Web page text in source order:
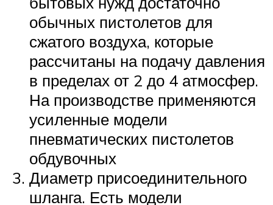
обычных пистолетов для
сжатого воздуха, которые
рассчитаны на подачу давления
в пределах от 2 до 4 атмосфер.
На производстве применяются
усиленные модели
пневматических пистолетов
обдувочных
Диаметр присоединительного
шланга. Есть модели